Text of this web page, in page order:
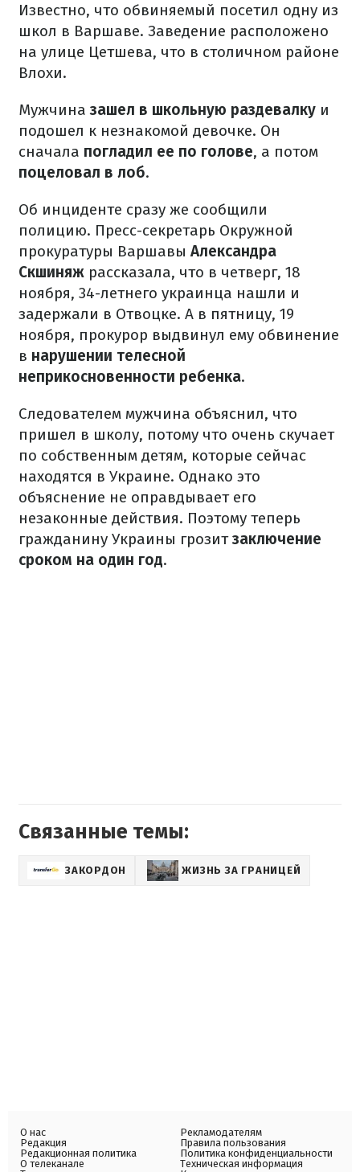
Известно, что обвиняемый посетил одну из
школ в Варшаве. Заведение расположено
на улице Цетшева, что в столичном районе
Влохи.
Мужчиназашел в школьную раздевалку и
подошел к незнакомой девочке. Он
сначала погладил ее по голове, а потом
поцеловал в лоб.
Об инциденте сразу же сообщили
полицию. Пресс-секретарь Окружной
прокуратуры Варшавы Александра
Скшиняж рассказала, что в четверг, 18
ноября, 34-летнего украинца нашли и
задержали в Отвоцке. А в пятницу, 19
ноября, прокурор выдвинул ему обвинение
в нарушении телесной
неприкосновенности ребенка.
Следователем мужчина объяснил, что
пришел в школу, потому что очень скучает
по собственным детям, которые сейчас
находятся в Украине. Однако это
объяснение не оправдывает его
незаконные действия. Поэтому теперь
гражданину Украины грозитзаключение
сроком на один год.
Связанные темы:
ЗАКОРДОН ЖИЗНЬ ЗА ГРАНИЦЕЙ
О нас
Редакция
Редакционная политика
О телеканале
Рекламодателям
Правила пользования
Политика конфиденциальности
Техническая информация